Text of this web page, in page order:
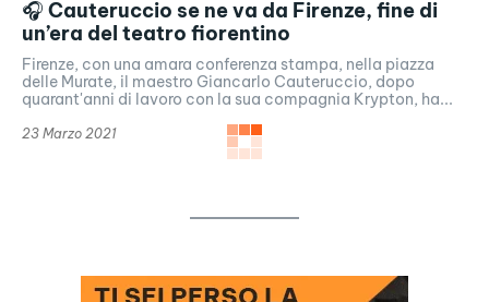
🎧 Cauteruccio se ne va da Firenze, fine di
un’era del teatro fiorentino
Firenze, con una amara conferenza stampa, nella piazza
delle Murate, il maestro Giancarlo Cauteruccio, dopo
quarant'anni di lavoro con la sua compagnia Krypton, ha...
23 Marzo 2021